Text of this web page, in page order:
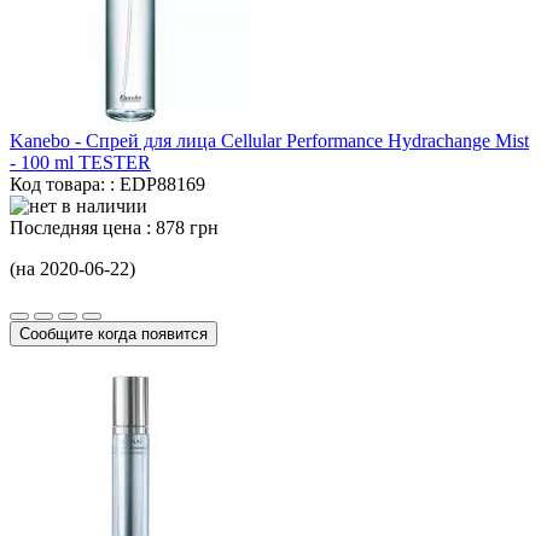
Kanebo - Спрей для лица Cellular Performance Hydrachange Mist
- 100 ml TESTER
Код товара: : EDP88169
Последняя цена : 878 грн
(на 2020-06-22)
Сообщите когда появится